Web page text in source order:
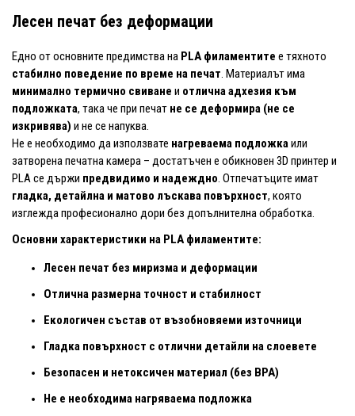
Лесен печат без деформации
Едно от основните предимства на PLA филаментите е тяхното
стабилно поведение по време на печат. Материалът има
минимално термично свиване и отлична адхезия към
подложката, така че при печат не се деформира (не се
изкривява) и не се напуква.
Не е необходимо да използвате нагреваема подложкаили
затворена печатна камера – достатъчен е обикновен 3D принтер и
PLA се държи предвидимо и надеждно. Отпечатъците имат
гладка, детайлна и матово лъскава повърхност, която
изглежда професионално дори без допълнителна обработка.
Основни характеристики на PLA филаментите:
Лесен печат без миризма и деформации
Отлична размерна точност и стабилност
Екологичен състав от възобновяеми източници
Гладка повърхност с отлични детайли на слоевете
Безопасен и нетоксичен материал (без BPA)
Не е необходима нагряваема подложка